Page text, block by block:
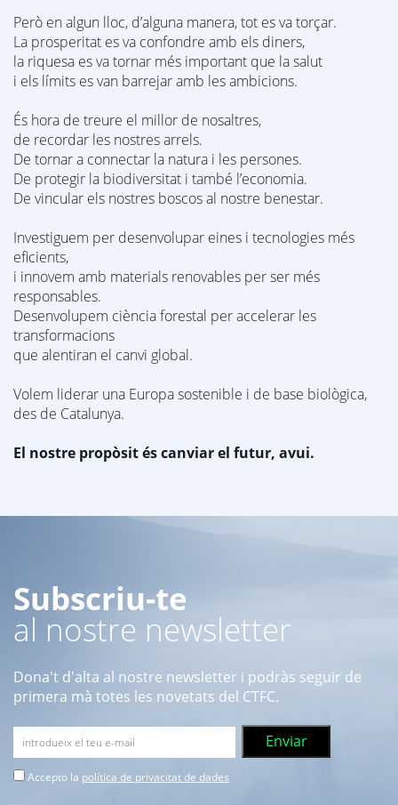
Però en algun lloc, d’alguna manera, tot es va torçar.
La prosperitat es va confondre amb els diners,
la riquesa es va tornar més important que la salut
i els límits es van barrejar amb les ambicions.
És hora de treure el millor de nosaltres,
de recordar les nostres arrels.
De tornar a connectar la natura i les persones.
De protegir la biodiversitat i també l’economia.
De vincular els nostres boscos al nostre benestar.
Investiguem per desenvolupar eines i tecnologies més
eficients,
i innovem amb materials renovables per ser més
responsables.
Desenvolupem ciència forestal per accelerar les
transformacions
que alentiran el canvi global.
Volem liderar una Europa sostenible i de base biològica,
des de Catalunya.
El nostre propòsit és canviar el futur, avui.
Subscriu-te
al nostre newsletter
Dona't d'alta al nostre newsletter i podràs seguir de
primera mà totes les novetats del CTFC.
Accepto la política de privacitat de dades